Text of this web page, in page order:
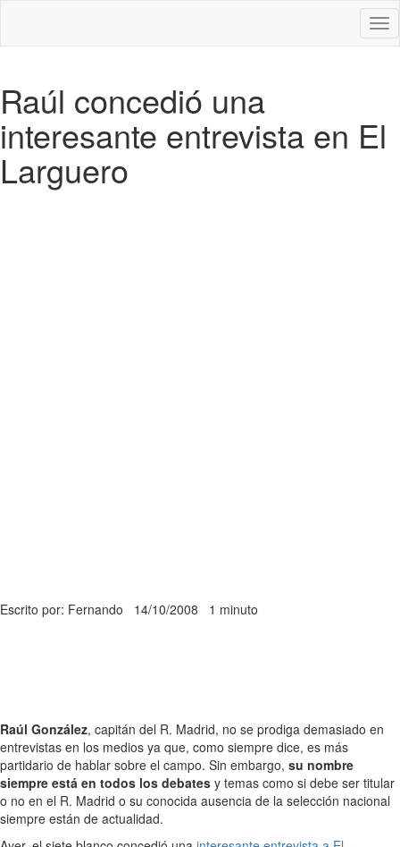
Raúl concedió una
interesante entrevista en El
Larguero
Escrito por: Fernando 14/10/2008 1 minuto
Raúl González, capitán del R. Madrid, no se prodiga demasiado en
entrevistas en los medios ya que, como siempre dice, es más
partidario de hablar sobre el campo. Sin embargo, su nombre
siempre está en todos los debates y temas como si debe ser titular
o no en el R. Madrid o su conocida ausencia de la selección nacional
siempre están de actualidad.